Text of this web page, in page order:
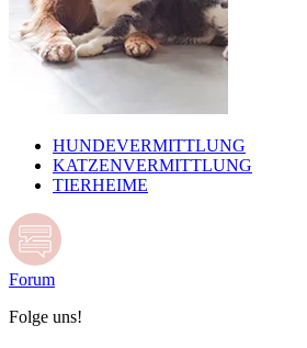
HUNDEVERMITTLUNG
KATZENVERMITTLUNG
TIERHEIME
Forum
Folge uns!